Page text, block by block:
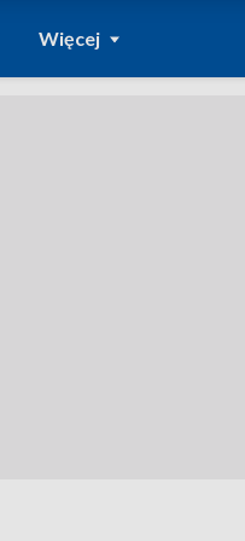
Więcej